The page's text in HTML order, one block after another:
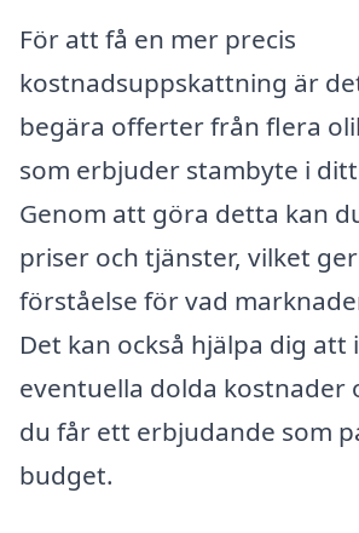
För att få en mer precis
kostnadsuppskattning är
begära offerter från flera
som erbjuder stambyte i
Genom att göra detta kan
priser och tjänster, vilket
förståelse för vad
Det kan också hjälpa dig
eventuella dolda kostnader
du får ett erbjudande som
budget.